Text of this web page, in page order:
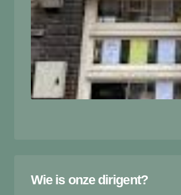
Wie is onze dirigent?